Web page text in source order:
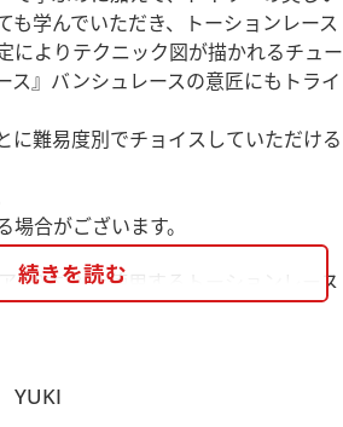
も学んでいただき、トーションレース
によりテクニック図が描かれるチュー
ス』バンシュレースの意匠にもトライ
に難易度別でチョイスしていただける
合がございます。
本)以上使用するトーションレース
け
ションレースのサンプラー」
こちら
続きを読む
YUKI